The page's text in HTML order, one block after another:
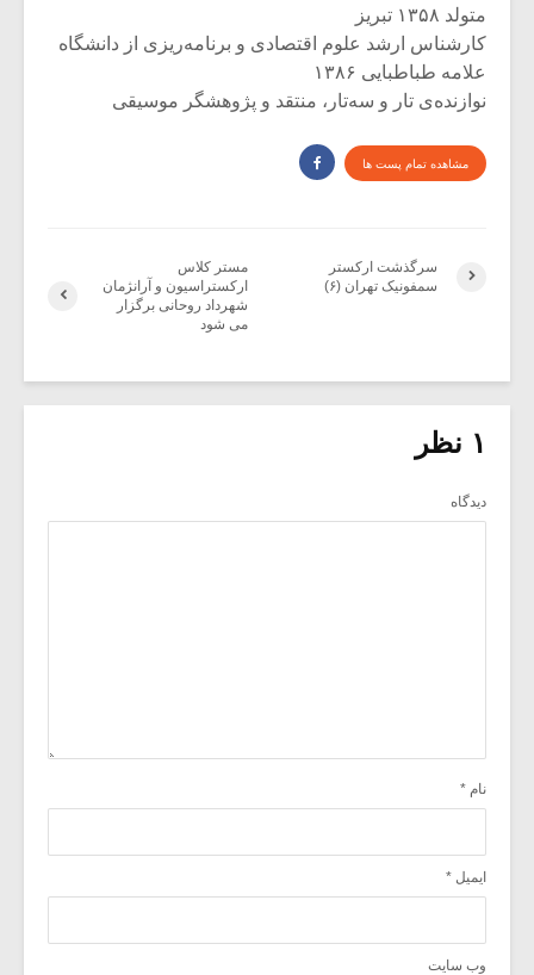
متولد ۱۳۵۸ تبریز
کارشناس ارشد علوم اقتصادی و برنامه‌ریزی از دانشگاه
علامه طباطبایی ۱۳۸۶
نوازنده‌ی تار و سه‌تار، منتقد و پژوهشگر موسیقی
مشاهده تمام پست ها
مستر کلاس
ارکستراسیون و آرانژمان
شهرداد روحانی برگزار
می شود
سرگذشت ارکستر
سمفونیک تهران (۶)
۱ نظر
دیدگاه
نام *
ایمیل *
وب‌ سایت